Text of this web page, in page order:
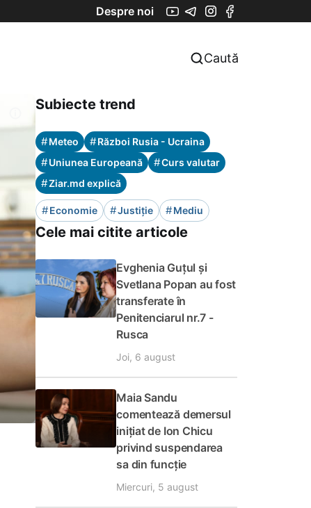
Despre noi
Caută
Subiecte trend
#Meteo #Război Rusia - Ucraina
#Uniunea Europeană #Curs valutar
#Ziar.md explică
#Economie #Justiție #Mediu
Cele mai citite articole
Evghenia Guțul și
Svetlana Popan au fost
transferate în
Penitenciarul nr.7 -
Rusca
Joi, 6 august
Maia Sandu
comentează demersul
inițiat de Ion Chicu
privind suspendarea
sa din funcție
Miercuri, 5 august